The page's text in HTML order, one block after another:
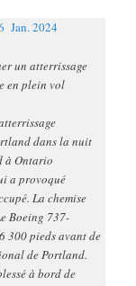
Jan. 2024
un atterrissage
en plein vol
dans la nuit
à Ontario
a provoqué
La chemise
Boeing 737-
300 pieds avant de
de Portland.
à bord de